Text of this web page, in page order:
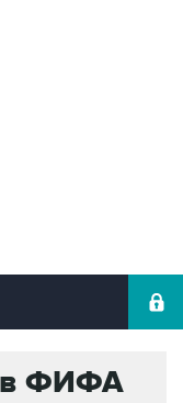
в ФИФА